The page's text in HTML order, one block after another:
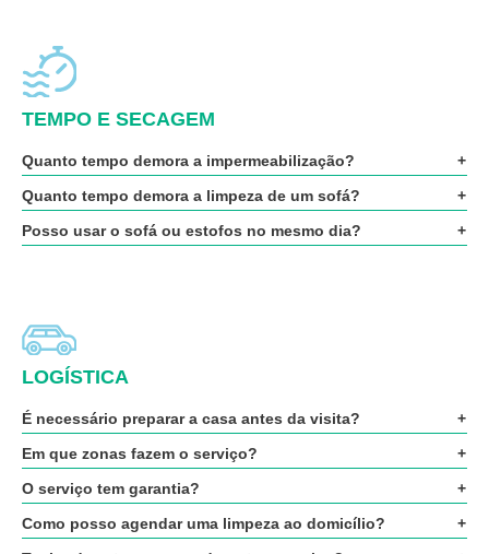
TEMPO E SECAGEM
Quanto tempo demora a impermeabilização?
Quanto tempo demora a limpeza de um sofá?
Posso usar o sofá ou estofos no mesmo dia?
LOGÍSTICA
É necessário preparar a casa antes da visita?
Em que zonas fazem o serviço?
O serviço tem garantia?
Como posso agendar uma limpeza ao domicílio?